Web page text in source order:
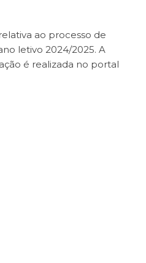
ao processo de
letivo 2024/2025. A
é realizada no portal